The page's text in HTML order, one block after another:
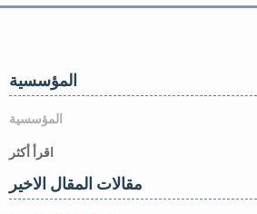
المؤسسية
المؤسسية
اقرأ أكثر
مقالات المقال الاخير